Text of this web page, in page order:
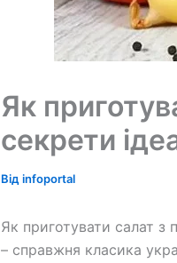
Як
секрети
Від infoportal
Як приготувати салат з
– справжня класика